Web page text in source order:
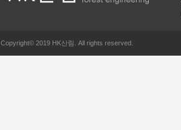
Copyright© 2019 HK산림. All rights reserved.